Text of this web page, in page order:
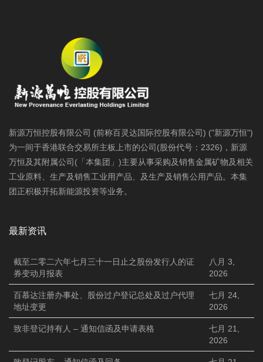
新源万恒控股有限公司 (前称百灵达国际控股有限公司) ("新源万恒")
为一间于香港联合交易所主板上市的公司(股份代号：2326)，新源
万恒及其附属公司(「本集团」)主要从事采购及销售金属矿物及相关
工业原料、生产及销售工业用产品、及生产及销售公用产品。本集
团正积极开拓新能源投资等业务。
最新资讯
截至二零二六年七月三十一日止之股份发行人的证
券变动月报表
八月 3,
2026
百慕达注册办事处、股份过户登记总处及过户代理
地址变更
七月 24,
2026
致非登记持有人 – 通知信函及申请表格
七月 21,
2026